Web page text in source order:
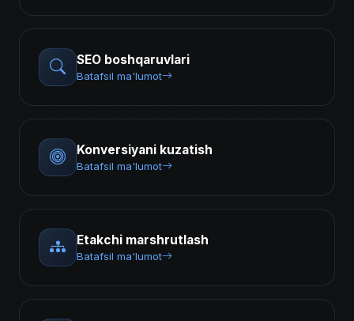
SEO boshqaruvlari
Batafsil ma'lumot
Konversiyani kuzatish
Batafsil ma'lumot
Etakchi marshrutlash
Batafsil ma'lumot